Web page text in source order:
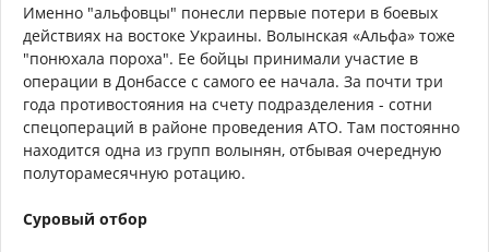
Именно "альфовцы" понесли первые потери в боевых
действиях на востоке Украины. Волынская «Альфа» тоже
"понюхала пороха". Ее бойцы принимали участие в
операции в Донбассе с самого ее начала. За почти три
года противостояния на счету подразделения - сотни
спецопераций в районе проведения АТО. Там постоянно
находится одна из групп волынян, отбывая очередную
полуторамесячную ротацию.
Суровый отбор